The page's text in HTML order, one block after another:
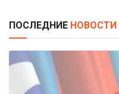
ПОСЛЕДНИЕ НОВОСТИ